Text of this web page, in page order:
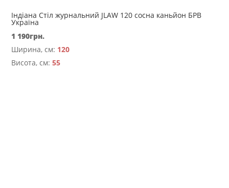
Індіана Стіл журнальний JLAW 120 сосна каньйон БРВ
Україна
1 190грн.
Ширина, см: 120
Висота, см:55